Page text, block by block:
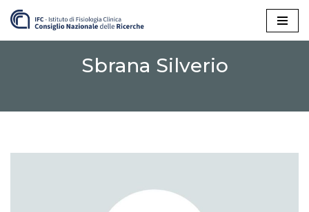
Vai
Sbrana Silverio